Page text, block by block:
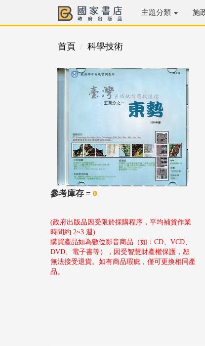
主題分類 施
首頁 科學技術
參考庫存 = 0
(政府出版品因受限於採購程序，平均補貨作業
時間約 2~3 週)
購買產品如為數位影音商品（如：CD、VCD、
DVD、電子書等），因受智慧財產權保護，恕
無法接受退貨。如有商品瑕疵，僅可更換相同產
品。